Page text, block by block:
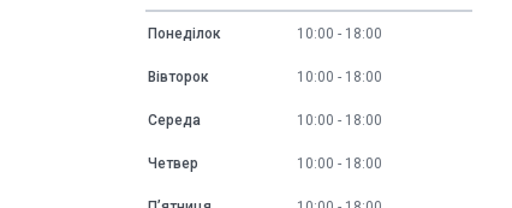
Понеділок 10:00 18:00
Вівторок 10:00 18:00
Середа 10:00 18:00
Четвер 10:00 18:00